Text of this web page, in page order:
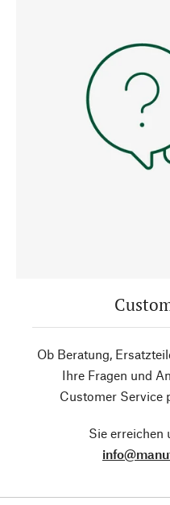
Ob Beratung,
Ihre Fragen und
Customer Service
Sie erreichen